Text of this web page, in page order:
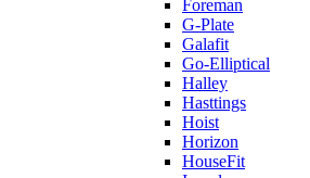
Foreman
G-Plate
Galafit
Go-Elliptical
Halley
Hasttings
Hoist
Horizon
HouseFit